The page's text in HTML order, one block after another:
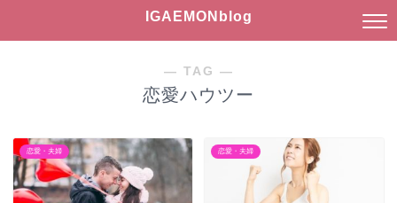
IGAEMONblog
― TAG ―
恋愛ハウツー
恋愛・夫婦 恋愛・夫婦